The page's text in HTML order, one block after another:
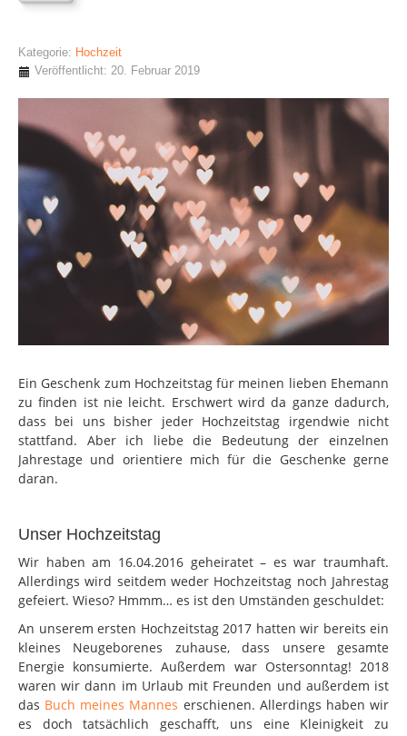
Kategorie: Hochzeit
Veröffentlicht: 20. Februar 2019
Ein Geschenk zum Hochzeitstag für meinen lieben Ehemann
zu finden ist nie leicht. Erschwert wird da ganze dadurch,
dass bei uns bisher jeder Hochzeitstag irgendwie nicht
stattfand. Aber ich liebe die Bedeutung der einzelnen
Jahrestage und orientiere mich für die Geschenke gerne
daran.
Unser Hochzeitstag
Wir haben am 16.04.2016 geheiratet – es war traumhaft.
Allerdings wird seitdem weder Hochzeitstag noch Jahrestag
gefeiert. Wieso? Hmmm… es ist den Umständen geschuldet:
An unserem ersten Hochzeitstag 2017 hatten wir bereits ein
kleines Neugeborenes zuhause, dass unsere gesamte
Energie konsumierte. Außerdem war Ostersonntag! 2018
waren wir dann im Urlaub mit Freunden und außerdem ist
das Buch meines Mannes erschienen. Allerdings haben wir
es doch tatsächlich geschafft, uns eine Kleinigkeit zu